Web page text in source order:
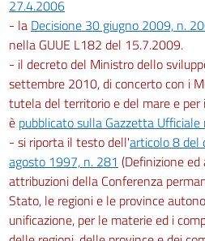
27.4.2006
- la Decisione 30 giugno 2009, n.
nella GUUE L182 del 15.7.2009.
- il decreto del Ministro dello
settembre 2010, di concerto con i
tutela del territorio e del mare e
è pubblicato sulla Gazzetta
- si riporta il testo dell'articolo 8 del
agosto 1997, n. 281 (Definizione
attribuzioni della Conferenza
Stato, le regioni e le province
unificazione, per le materie ed i